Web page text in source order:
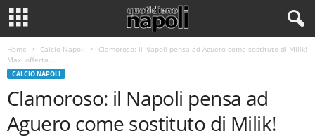
Home Calcio Napoli
Clamoroso: il Napoli pensa ad Aguero come sostituto di Milik!
Maxi offerta...
CALCIO NAPOLI
Clamoroso: il Napoli pensa ad
Aguero come sostituto di Milik!